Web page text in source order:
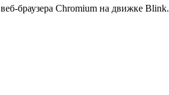
браузера Chromium на движке Blink.